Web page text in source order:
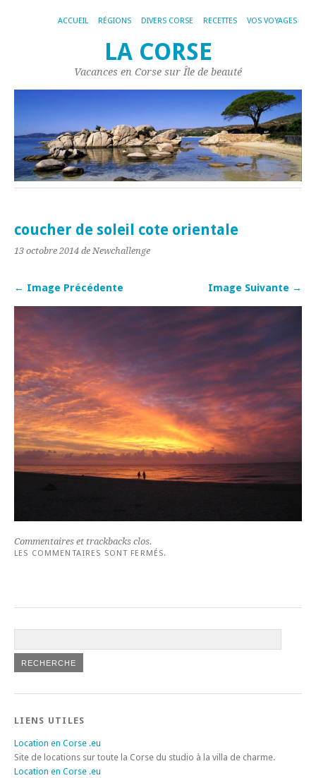
ACCUEIL RÉGIONS DIVERS CORSE RECETTES VOS VOYAGES
LA CORSE
Vacances en Corse sur Île de beauté
coucher de soleil cote orientale
13 octobre 2014 de Newchallenge
← Image Précédente Image Suivante →
Commentaires et trackbacks clos.
LES COMMENTAIRES SONT FERMÉS.
LIENS UTILES
Location en Corse .eu
Site de locations sur toute la Corse du studio à la villa de charme.
Location en Corse .eu